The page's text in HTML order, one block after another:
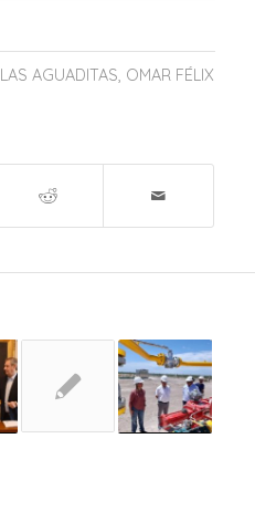
LAS AGUADITAS, OMAR FÉLIX